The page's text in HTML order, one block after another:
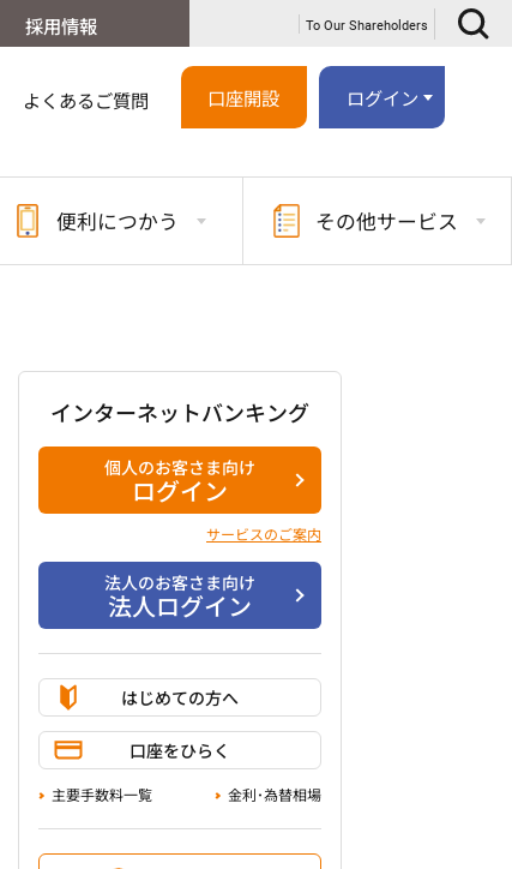
採用情報 To Our Shareholders
よくあるご質問 口座開設 ログイン
便利につかう その他サービス
インターネットバンキング
個人のお客さま向け
ログイン
サービスのご案内
法人のお客さま向け
法人ログイン
はじめての方へ
口座をひらく
主要手数料一覧 金利･為替相場